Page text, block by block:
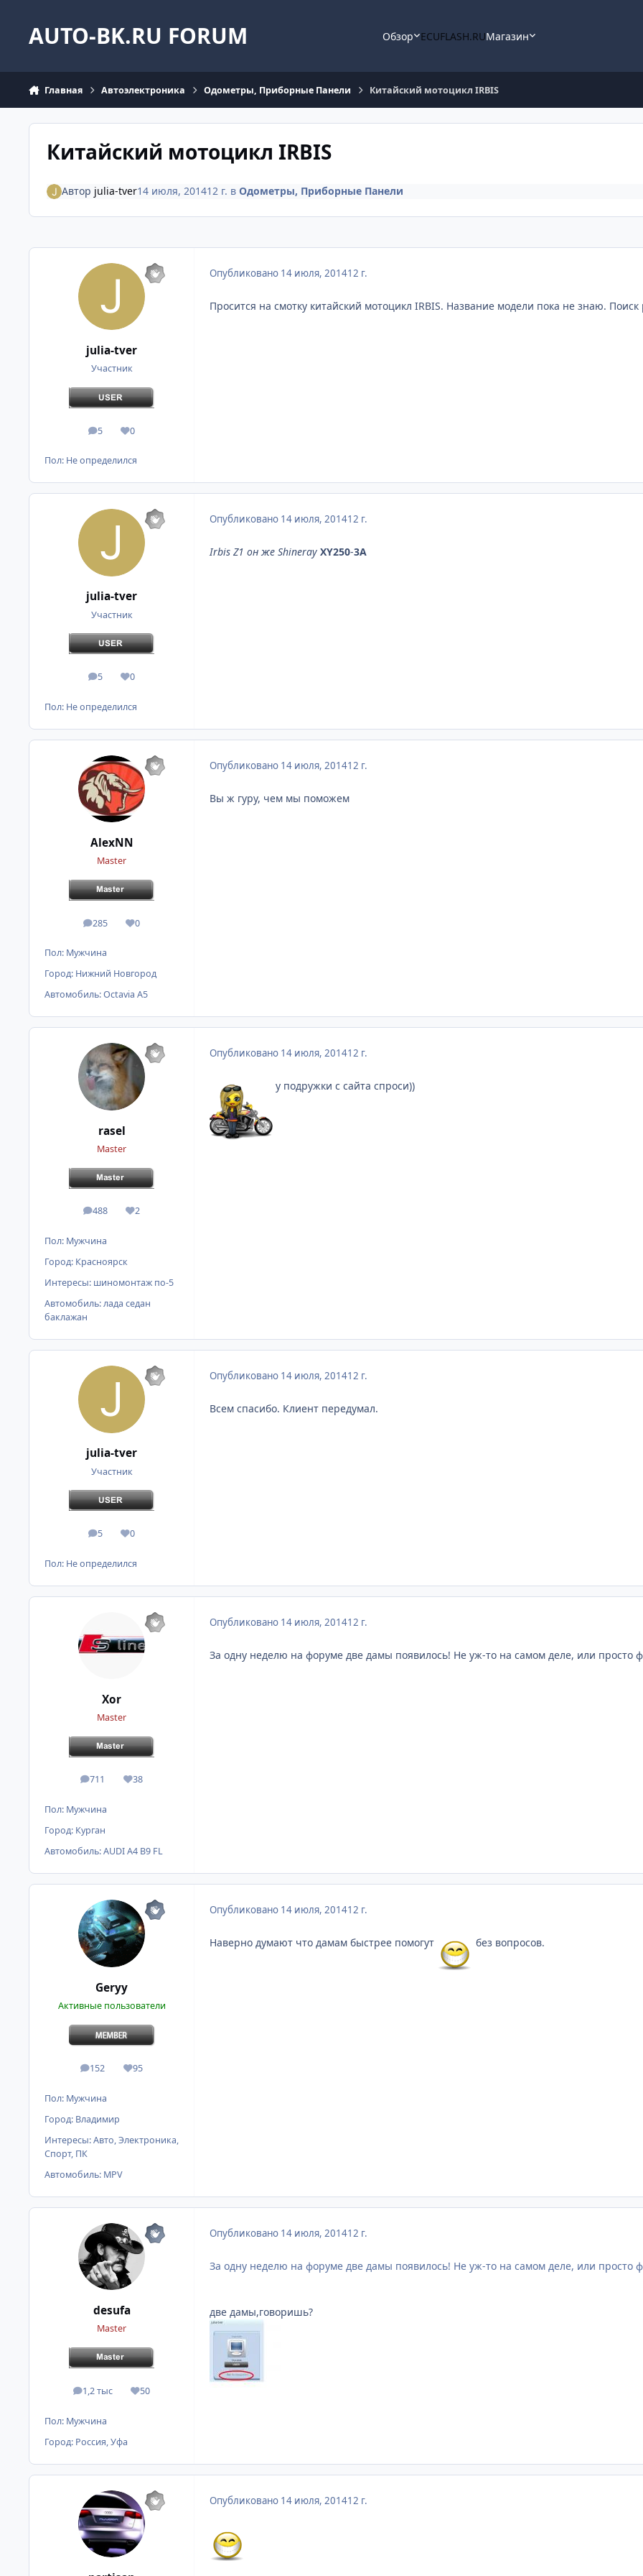
AUTO-BK.RU FORUM Обзор ECUFLASH.RUМагазин
Главная Автоэлектроника Одометры, Приборные Панели Китайский мотоцикл IRBIS
Китайский мотоцикл IRBIS
Автор julia-tver14 июля, 201412 г. в Одометры, Приборные Панели
julia-tver
Участник
5
сообщения
0
Репутация
Пол: Не определился
Опубликовано 14 июля, 201412 г.
Просится на смотку китайский мотоцикл IRBIS. Название модели пока не знаю. Поиск
julia-tver
Участник
5
сообщения
0
Репутация
Пол: Не определился
Опубликовано 14 июля, 201412 г.
Irbis Z1 он же Shineray XY250-3A
AlexNN
Master
285
сообщения
0
Репутация
Пол: Мужчина
Город: Нижний Новгород
Автомобиль:Octavia A5
Опубликовано 14 июля, 201412 г.
Вы ж гуру, чем мы поможем
rasel
Master
488
сообщения
2
Репутация
Пол: Мужчина
Город: Красноярск
Интересы: шиномонтаж по-5
Автомобиль:лада седан
баклажан
Опубликовано 14 июля, 201412 г.
у подружки с сайта спроси))
julia-tver
Участник
5
сообщения
0
Репутация
Пол: Не определился
Опубликовано 14 июля, 201412 г.
Всем спасибо. Клиент передумал.
Xor
Master
711
сообщения
38
Репутация
Пол: Мужчина
Город: Курган
Автомобиль:AUDI A4 B9 FL
Опубликовано 14 июля, 201412 г.
За одну неделю на форуме две дамы появилось! Не уж-то на самом деле, или просто
Geryy
Активные пользователи
152
сообщения
95
Репутация
Пол: Мужчина
Город: Владимир
Интересы:Авто, Электроника,
Спорт, ПК
Автомобиль: MPV
Опубликовано 14 июля, 201412 г.
Наверно думают что дамам быстрее помогут без вопросов.
desufa
Master
1,2 тыс
сообщения50
Репутация
Пол: Мужчина
Город: Россия, Уфа
Опубликовано 14 июля, 201412 г.
За одну неделю на форуме две дамы появилось! Не уж-то на самом деле, или просто
две дамы,говоришь?
Опубликовано 14 июля, 201412 г.